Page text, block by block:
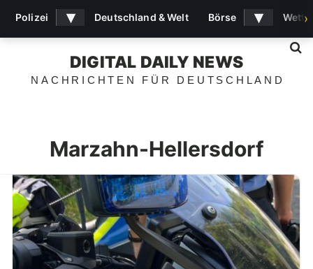
DIGITAL DAILY NEWS
NACHRICHTEN FÜR DEUTSCHLAND
Marzahn-Hellersdorf
Polizei ▾ Deutschland & Welt Börse ▾ ›